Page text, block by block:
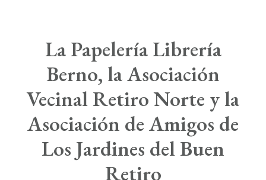
Search
La Papelería Librería
Berno, la Asociación
Vecinal Retiro Norte y la
Asociación de Amigos de
Los Jardines del Buen
Retiro